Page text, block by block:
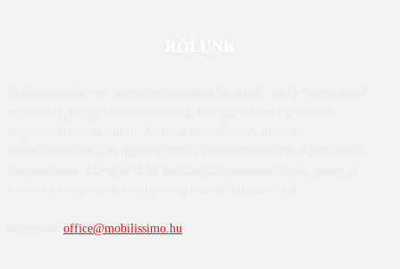
office@mobilissimo.hu